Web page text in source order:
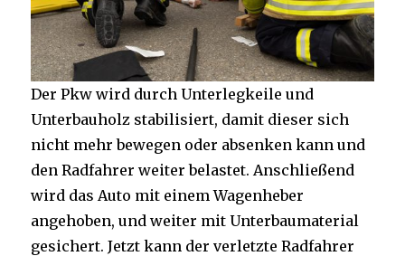
Der Pkw wird durch Unterlegkeile und
Unterbauholz stabilisiert, damit dieser sich
nicht mehr bewegen oder absenken kann und
den Radfahrer weiter belastet. Anschließend
wird das Auto mit einem Wagenheber
angehoben, und weiter mit Unterbaumaterial
gesichert. Jetzt kann der verletzte Radfahrer